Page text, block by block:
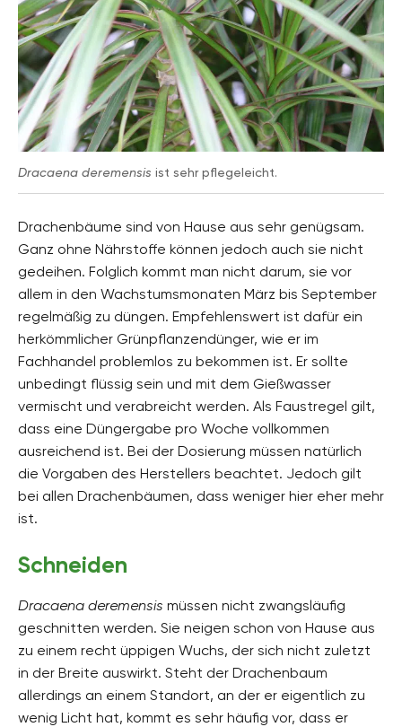
Dracaena deremensis ist sehr pflegeleicht.
Drachenbäume sind von Hause aus sehr genügsam.
Ganz ohne Nährstoffe können jedoch auch sie nicht
gedeihen. Folglich kommt man nicht darum, sie vor
allem in den Wachstumsmonaten März bis September
regelmäßig zu düngen. Empfehlenswert ist dafür ein
herkömmlicher Grünpflanzendünger, wie er im
Fachhandel problemlos zu bekommen ist. Er sollte
unbedingt flüssig sein und mit dem Gießwasser
vermischt und verabreicht werden. Als Faustregel gilt,
dass eine Düngergabe pro Woche vollkommen
ausreichend ist. Bei der Dosierung müssen natürlich
die Vorgaben des Herstellers beachtet. Jedoch gilt
bei allen Drachenbäumen, dass weniger hier eher mehr
ist.
Schneiden
Dracaena deremensis müssen nicht zwangsläufig
geschnitten werden. Sie neigen schon von Hause aus
zu einem recht üppigen Wuchs, der sich nicht zuletzt
in der Breite auswirkt. Steht der Drachenbaum
allerdings an einem Standort, an der er eigentlich zu
wenig Licht hat, kommt es sehr häufig vor, dass er